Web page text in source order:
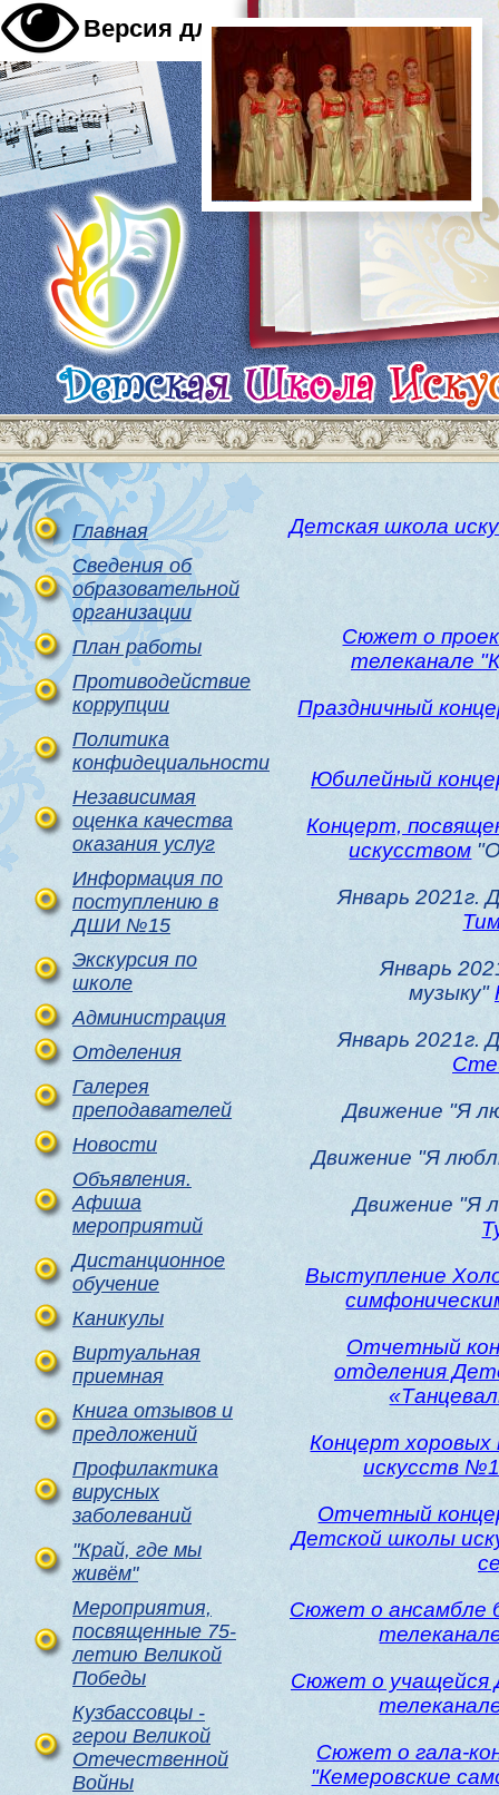
Версия для слабовидящих A A A
Главная
Сведения об
образовательной
организации
План работы
Противодействие
коррупции
Политика
конфидециальности
Независимая
оценка качества
оказания услуг
Информация по
поступлению в
ДШИ №15
Экскурсия по
школе
Администрация
Отделения
Галерея
преподавателей
Новости
Объявления.
Афиша
мероприятий
Дистанционное
обучение
Каникулы
Виртуальная
приемная
Книга отзывов и
предложений
Профилактика
вирусных
заболеваний
"Край, где мы
живём"
Мероприятия,
посвященные 75-
летию Великой
Победы
Кузбассовцы -
герои Великой
Отечественной
Войны
Детская школа
Сюжет о
телеканале
Праздничный
Юбилейный
Концерт,
искусством
Январь 2021г.
Январь
музыку"
Январь 2021г.
Движение "Я
Движение "Я
Движение "Я
Выступление
Отчетный
отделения
Концерт
искусств
Отчетный
Детской школы
Сюжет о ансамбле
Сюжет о учащейся
Сюжет о гала-
"Кемеровские